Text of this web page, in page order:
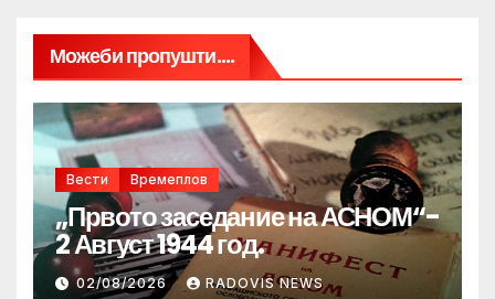
Можеби пропушти....
Вести Времеплов
„Првото заседание на АСНОМ“-
2 Август 1944 год.
02/08/2026 RADOVIS NEWS